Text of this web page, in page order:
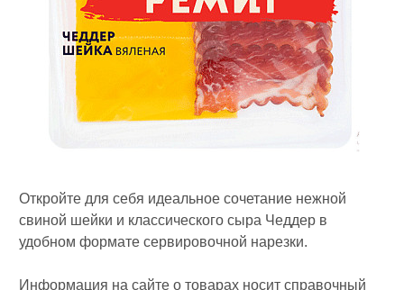
Откройте для себя идеальное сочетание нежной
свиной шейки и классического сыра Чеддер в
удобном формате сервировочной нарезки.
Информация на сайте о товарах носит справочный